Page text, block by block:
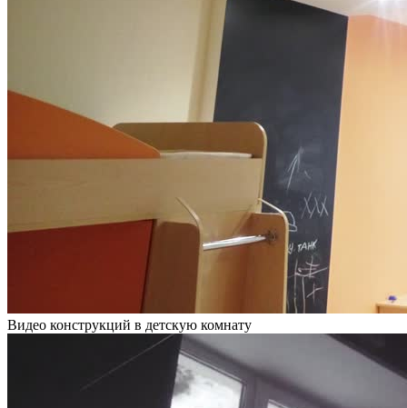
Видео конструкций в детскую комнату